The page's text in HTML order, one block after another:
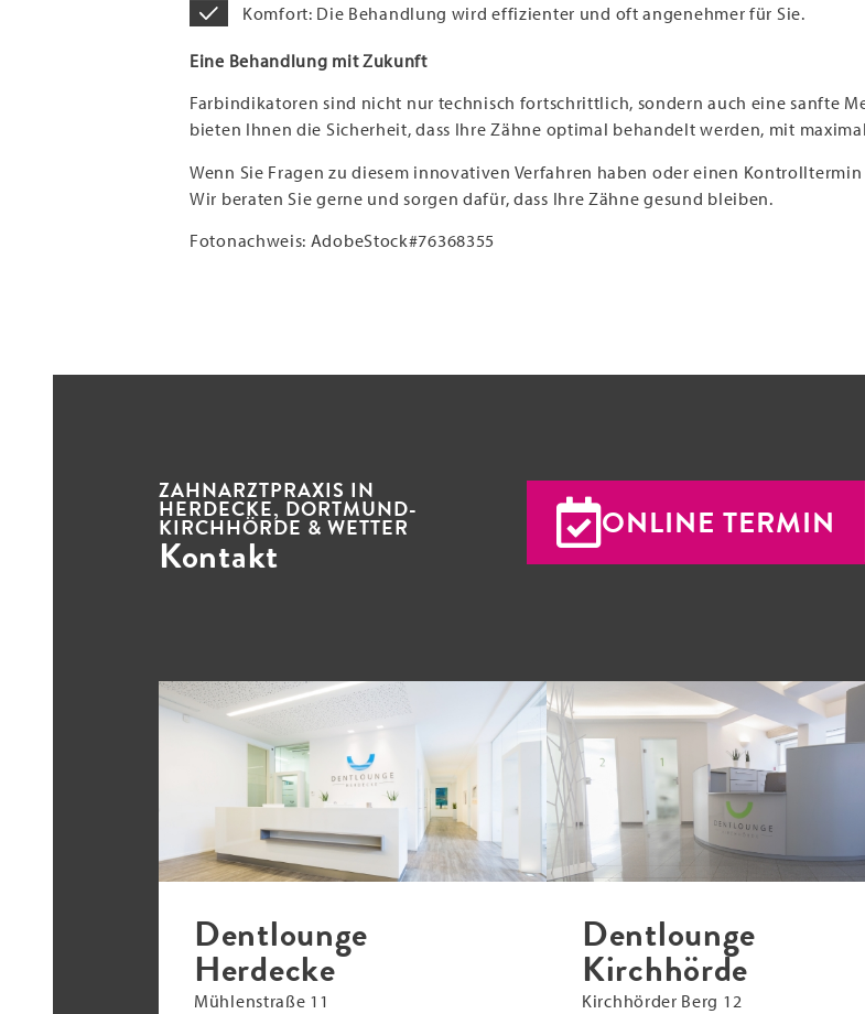
Komfort: Die Behandlung wird effizienter und oft angenehmer für Sie.
Eine Behandlung mit Zukunft
Farbindikatoren sind nicht nur technisch fortschrittlich, sondern auch eine sanfte
bieten Ihnen die Sicherheit, dass Ihre Zähne optimal behandelt werden, mit
Wenn Sie Fragen zu diesem innovativen Verfahren haben oder einen
Wir beraten Sie gerne und sorgen dafür, dass Ihre Zähne gesund bleiben.
Fotonachweis: AdobeStock#76368355
ZAHNARZTPRAXIS IN
HERDECKE, DORTMUND-
KIRCHHÖRDE & WETTER
Kontakt
ONLINE TERMIN
Dentlounge
Herdecke
Mühlenstraße 11
Dentlounge
Kirchhörde
Kirchhörder Berg 12